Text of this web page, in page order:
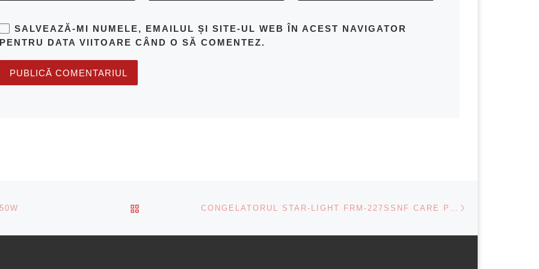
SALVEAZĂ-MI NUMELE, EMAILUL ȘI SITE-UL WEB ÎN ACEST NAVIGATOR
PENTRU DATA VIITOARE CÂND O SĂ COMENTEZ.
BACK TO POST LIST